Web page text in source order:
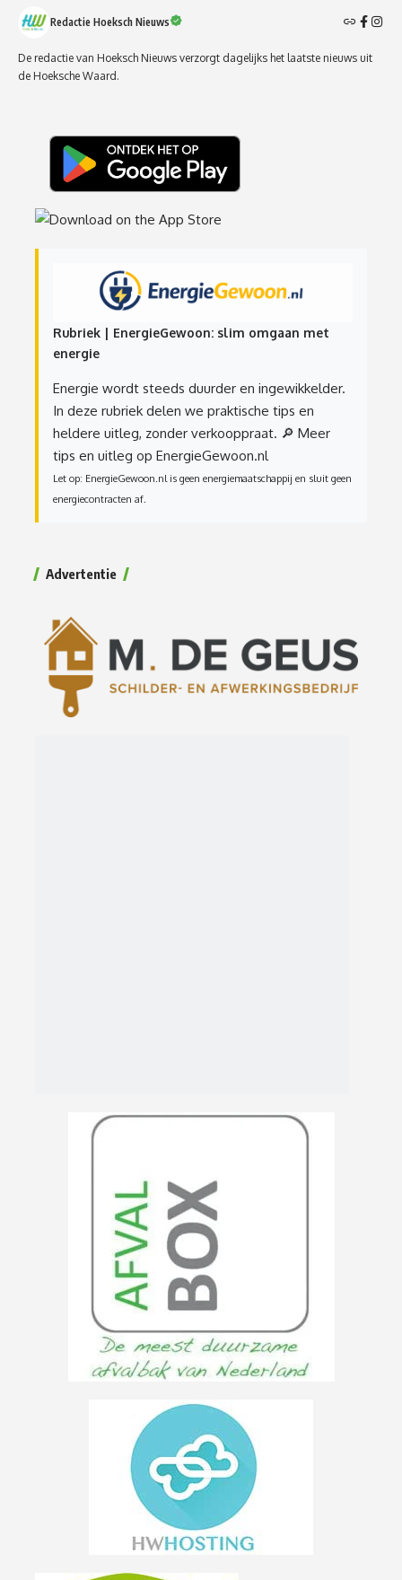
Redactie Hoeksch Nieuws
De redactie van Hoeksch Nieuws verzorgt dagelijks het laatste nieuws uit
de Hoeksche Waard.
Rubriek | EnergieGewoon: slim omgaan met
energie
Energie wordt steeds duurder en ingewikkelder.
In deze rubriek delen we praktische tips en
heldere uitleg, zonder verkooppraat. 🔎 Meer
tips en uitleg op EnergieGewoon.nl
Let op: EnergieGewoon.nl is geen energiemaatschappij en sluit geen
energiecontracten af.
Advertentie